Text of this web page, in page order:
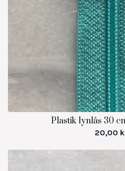
Plastik lynlås 30
20,00